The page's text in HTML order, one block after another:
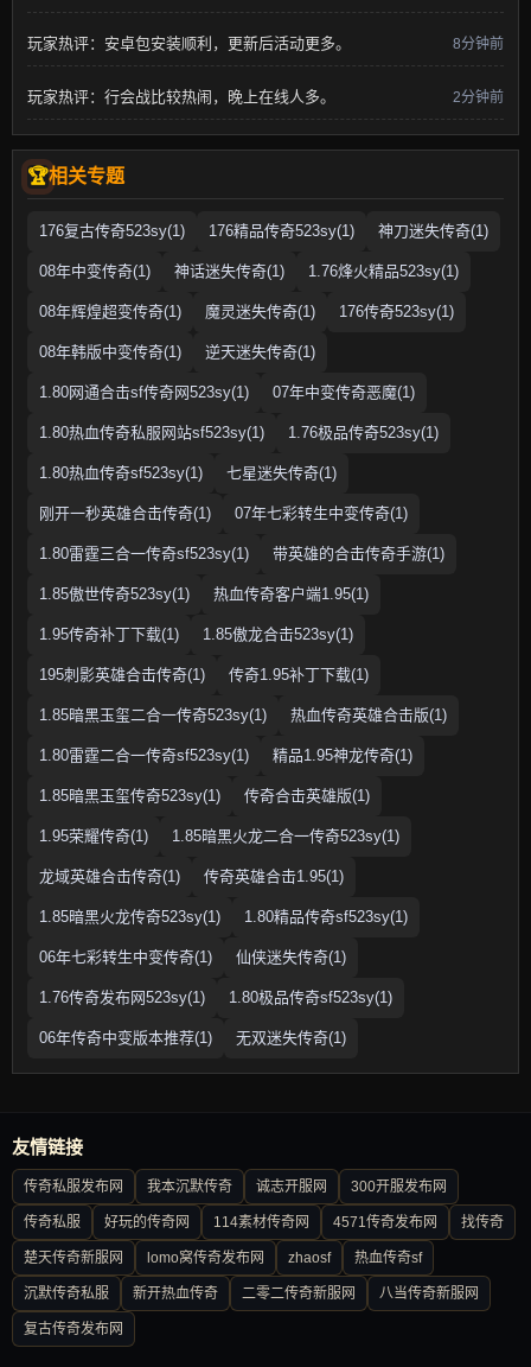
玩家热评：安卓包安装顺利，更新后活动更多。 8分钟前
玩家热评：行会战比较热闹，晚上在线人多。 2分钟前
相关专题
176复古传奇523sy(1) 176精品传奇523sy(1) 神刀迷失传奇(1)
08年中变传奇(1) 神话迷失传奇(1) 1.76烽火精品523sy(1)
08年辉煌超变传奇(1) 魔灵迷失传奇(1) 176传奇523sy(1)
08年韩版中变传奇(1) 逆天迷失传奇(1)
1.80网通合击sf传奇网523sy(1) 07年中变传奇恶魔(1)
1.80热血传奇私服网站sf523sy(1) 1.76极品传奇523sy(1)
1.80热血传奇sf523sy(1) 七星迷失传奇(1)
刚开一秒英雄合击传奇(1) 07年七彩转生中变传奇(1)
1.80雷霆三合一传奇sf523sy(1) 带英雄的合击传奇手游(1)
1.85傲世传奇523sy(1) 热血传奇客户端1.95(1)
1.95传奇补丁下载(1) 1.85傲龙合击523sy(1)
195刺影英雄合击传奇(1) 传奇1.95补丁下载(1)
1.85暗黑玉玺二合一传奇523sy(1) 热血传奇英雄合击版(1)
1.80雷霆二合一传奇sf523sy(1) 精品1.95神龙传奇(1)
1.85暗黑玉玺传奇523sy(1) 传奇合击英雄版(1)
1.95荣耀传奇(1) 1.85暗黑火龙二合一传奇523sy(1)
龙域英雄合击传奇(1) 传奇英雄合击1.95(1)
1.85暗黑火龙传奇523sy(1) 1.80精品传奇sf523sy(1)
06年七彩转生中变传奇(1) 仙侠迷失传奇(1)
1.76传奇发布网523sy(1) 1.80极品传奇sf523sy(1)
06年传奇中变版本推荐(1) 无双迷失传奇(1)
友情链接
传奇私服发布网 我本沉默传奇 诚志开服网 300开服发布网
传奇私服 好玩的传奇网 114素材传奇网 4571传奇发布网 找传奇
楚天传奇新服网 lomo窝传奇发布网 zhaosf 热血传奇sf
沉默传奇私服 新开热血传奇 二零二传奇新服网 八当传奇新服网
复古传奇发布网